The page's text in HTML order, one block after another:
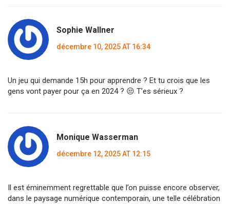
Sophie Wallner
décembre 10, 2025 AT 16:34
Un jeu qui demande 15h pour apprendre ? Et tu crois que les
gens vont payer pour ça en 2024 ? 😒 T’es sérieux ?
Monique Wasserman
décembre 12, 2025 AT 12:15
Il est éminemment regrettable que l’on puisse encore observer,
dans le paysage numérique contemporain, une telle célébration